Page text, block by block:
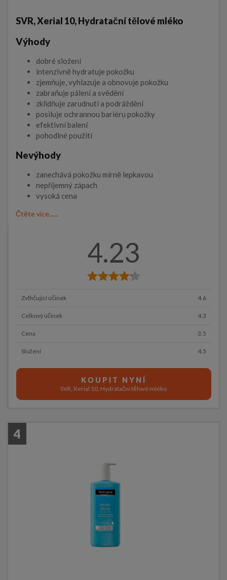
SVR, Xerial 10, Hydratační tělové mléko
Výhody
dobré složení
intenzivně hydratuje pokožku
zjemňuje, vyhlazuje a obnovuje pokožku
zabraňuje pálení a svědění
zklidňuje zarudnutí a podráždění
posiluje ochrannou bariéru pokožky
efektivní balení
pohodlné použití
Nevýhody
zanechává pokožku mírně lepkavou
nepříjemný zápach
vysoká cena
Čtěte více......
4.23
Zvlhčující účinek 4.6
Celkový účinek 4.3
Cena 3.5
Složení 4.5
KOUPIT NYNÍ
SVR, Xerial 10, Hydratační tělové mléko
4